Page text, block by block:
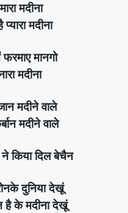
मदीना
मदीना
मानगो
मदीना
मदीने वाले
मदीने वाले
ने किया दिल बेचैन
दुनिया देखूं
है के मदीना देखूं